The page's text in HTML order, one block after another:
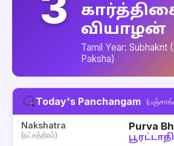
வியாழன்
Tamil Year: Subhakrit
Paksha)
Today's Panchangam
Nakshatra
(நட்சத்திரம்)
Purva
பூரட்டாதி